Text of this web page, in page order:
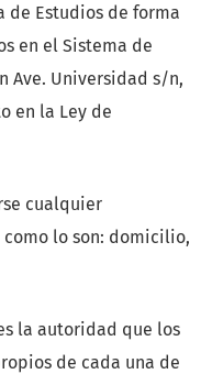
de Estudios de forma
en el Sistema de
Ave. Universidad s/n,
en la Ley de
cualquier
lo son: domicilio,
la autoridad que los
de cada una de